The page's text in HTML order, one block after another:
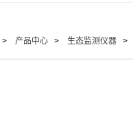
> 产品中心 > 生态监测仪器 >